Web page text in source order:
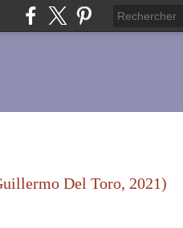
Del Toro, 2021)